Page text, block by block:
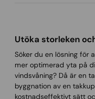
Utöka storleken
Söker du en lösning för
mer optimerad yta på
vindsvåning? Då är en
byggnation av en
kostnadseffektivt sätt